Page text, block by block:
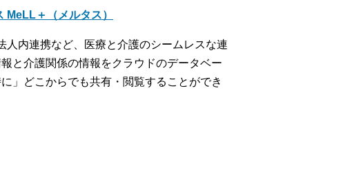
＋（メルタス）
内連携など、医療と介護のシームレスな連
と介護関係の情報をクラウドのデータベー
」どこからでも共有・閲覧することができ